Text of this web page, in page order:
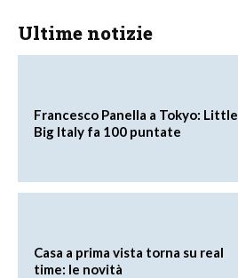
Ultime notizie
Francesco Panella a Tokyo: Little
Big Italy fa 100 puntate
Casa a prima vista torna su real
time: le novità